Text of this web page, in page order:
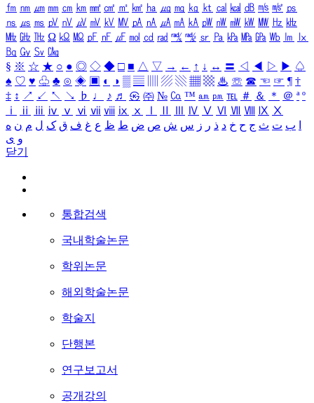
㎙ ㎚ ㎛ ㎜ ㎝ ㎞ ㎟ ㎠ ㎡ ㎢ ㏊ ㎍ ㎎ ㎏ ㏏ ㎈ ㎉ ㏈ ㎧ ㎨ ㎰
㎱ ㎲ ㎳ ㎴ ㎵ ㎶ ㎷ ㎸ ㎹ ㎀ ㎁ ㎂ ㎃ ㎄ ㎺ ㎻ ㎽ ㎾ ㎿ ㎐ ㎑
㎒ ㎓ ㎔ Ω ㏀ ㏁ ㎊ ㎋ ㎌ ㏖ ㏅ ㎭ ㎮ ㎯ ㏛ ㎩ ㎪ ㎫ ㎬ ㏝ ㏐
㏓
㏃ ㏉ ㏜ ㏆
§ ※ ☆ ★ ○ ● ◎ ◇ ◆ □ ■ △ ▽ → ← ↑ ↓ ↔ 〓 ◁ ◀ ▷ ▶ ♤
♠ ♡ ♥ ♧ ♣ ⊙ ◈ ▣ ◐ ◑ ▒ ▤ ▨ ▧ ▦ ▩ ♨ ☏ ☎ ☜ ☞ ¶ †
‡ ↕ ↗ ↙ ↖ ↘ ♭ ♩ ♪ ♬ ㉿ ㈜ № ㏇ ™ ㏂ ㏘ ℡ ＃ ＆ ＊ ＠ ª º
ⅰ
ⅱ ⅲ ⅳ ⅴ ⅵ ⅶ ⅷ ⅸ ⅹ Ⅳ Ⅴ Ⅵ Ⅶ Ⅷ Ⅸ Ⅹ
ب ت ث ج ح خ د ذ ر ز س ش ص ض ط ظ ع غ ف ق ک ل م ن ه
و ی
닫기
통합검색
국내학술논문
학위논문
해외학술논문
학술지
단행본
연구보고서
공개강의